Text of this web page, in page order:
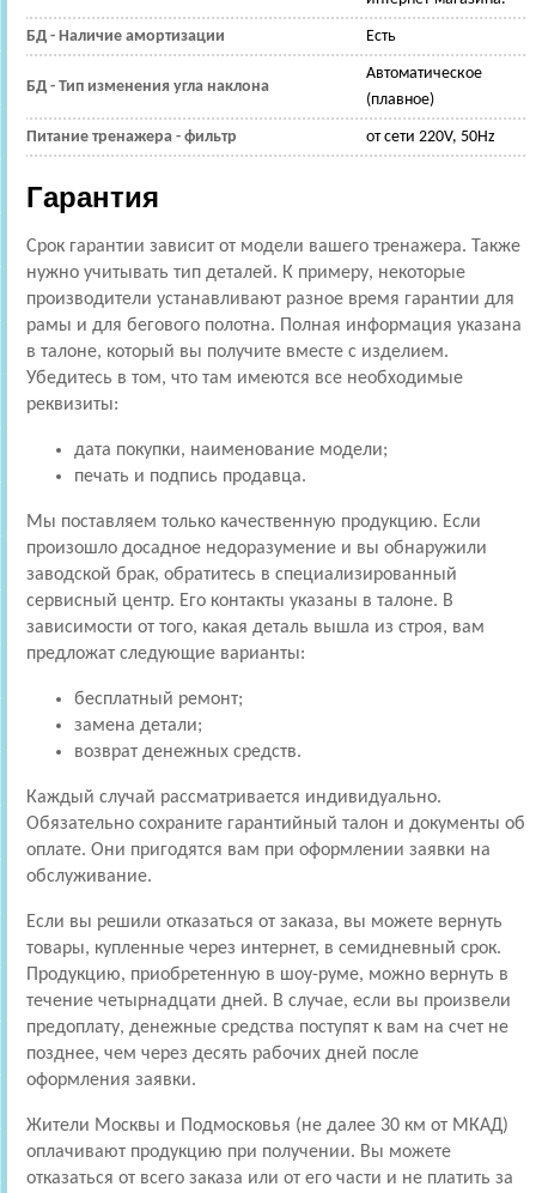
БД - Наличие амортизации Есть
БД - Тип изменения угла наклона
Автоматическое
(плавное)
Питание тренажера - фильтр от сети 220V, 50Hz
Гарантия
Срок гарантии зависит от модели вашего тренажера. Также
нужно учитывать тип деталей. К примеру, некоторые
производители устанавливают разное время гарантии для
рамы и для бегового полотна. Полная информация указана
в талоне, который вы получите вместе с изделием.
Убедитесь в том, что там имеются все необходимые
реквизиты:
дата покупки, наименование модели;
печать и подпись продавца.
Мы поставляем только качественную продукцию. Если
произошло досадное недоразумение и вы обнаружили
заводской брак, обратитесь в специализированный
сервисный центр. Его контакты указаны в талоне. В
зависимости от того, какая деталь вышла из строя, вам
предложат следующие варианты:
бесплатный ремонт;
замена детали;
возврат денежных средств.
Каждый случай рассматривается индивидуально.
Обязательно сохраните гарантийный талон и документы об
оплате. Они пригодятся вам при оформлении заявки на
обслуживание.
Если вы решили отказаться от заказа, вы можете вернуть
товары, купленные через интернет, в семидневный срок.
Продукцию, приобретенную в шоу-руме, можно вернуть в
течение четырнадцати дней. В случае, если вы произвели
предоплату, денежные средства поступят к вам на счет не
позднее, чем через десять рабочих дней после
оформления заявки.
Жители Москвы и Подмосковья (не далее 30 км от МКАД)
оплачивают продукцию при получении. Вы можете
отказаться от всего заказа или от его части и не платить за